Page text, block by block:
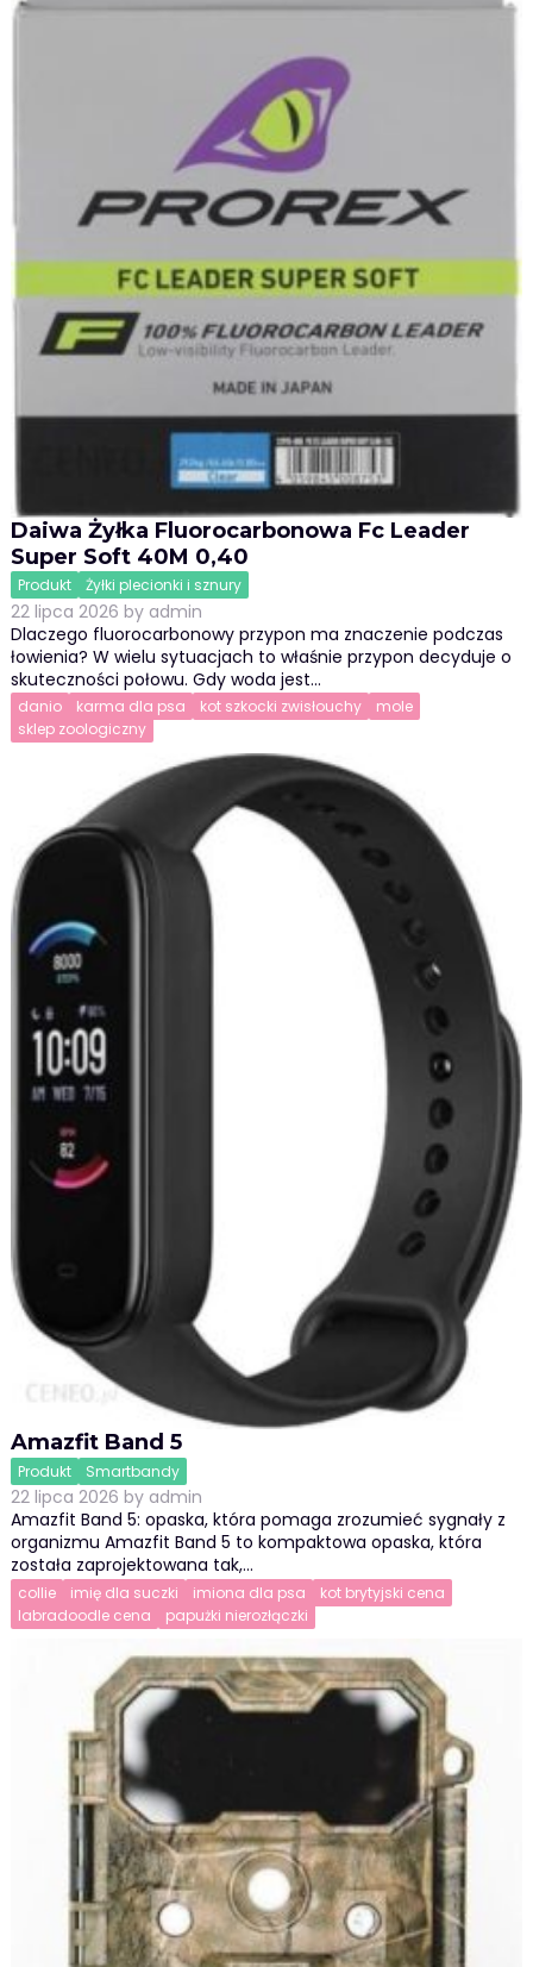
Daiwa Żyłka Fluorocarbonowa Fc Leader
Super Soft 40M 0,40
Produkt Żyłki plecionki i sznury
22 lipca 2026 by admin
Dlaczego fluorocarbonowy przypon ma znaczenie podczas
łowienia? W wielu sytuacjach to właśnie przypon decyduje o
skuteczności połowu. Gdy woda jest…
danio karma dla psa kot szkocki zwisłouchy
mole
sklep zoologiczny
Amazfit Band 5
Produkt Smartbandy
22 lipca 2026 by admin
Amazfit Band 5: opaska, która pomaga zrozumieć sygnały z
organizmu Amazfit Band 5 to kompaktowa opaska, która
została zaprojektowana tak,…
collie imię dla suczki imiona dla psa
kot brytyjski cena
labradoodle cena
papużki nierozłączki